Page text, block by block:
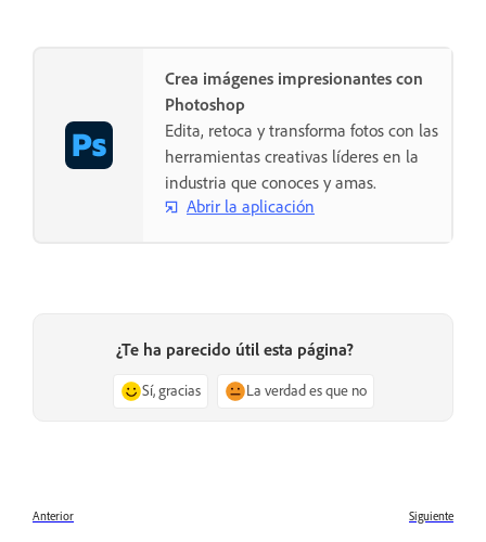
Crea imágenes impresionantes con
Photoshop
Edita, retoca y transforma fotos con las
herramientas creativas líderes en la
industria que conoces y amas.
Abrir la aplicación
¿Te ha parecido útil esta página?
Sí, gracias La verdad es que no
Anterior Siguiente